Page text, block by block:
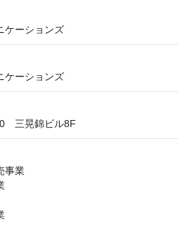
ケーションズ
ケーションズ
　三晃錦ビル8F
事業